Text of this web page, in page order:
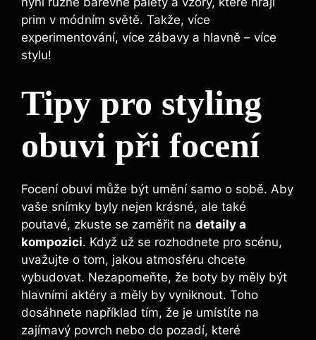
prim v módním světě. Takže, více
experimentování, více zábavy a hlavně – více
stylu!
Tipy pro styling
obuvi při focení
Focení obuvi může být umění samo o sobě. Aby
vaše snímky byly nejen krásné, ale také
poutavé, zkuste se zaměřit na detaily a
kompozici. Když už se rozhodnete pro scénu,
uvažujte o tom, jakou atmosféru chcete
vybudovat. Nezapomeňte, že boty by měly být
hlavními aktéry a měly by vyniknout. Toho
dosáhnete například tím, že je umístíte na
zajímavý povrch nebo do pozadí, které